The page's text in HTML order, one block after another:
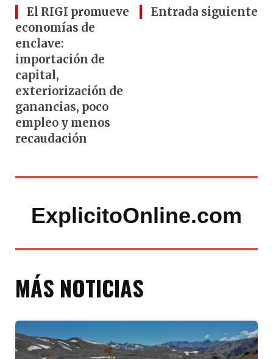
El RIGI promueve
economías de
enclave:
importación de
capital,
exteriorización de
ganancias, poco
empleo y menos
recaudación
Entrada siguiente
ExplicitoOnline.com
MÁS NOTICIAS